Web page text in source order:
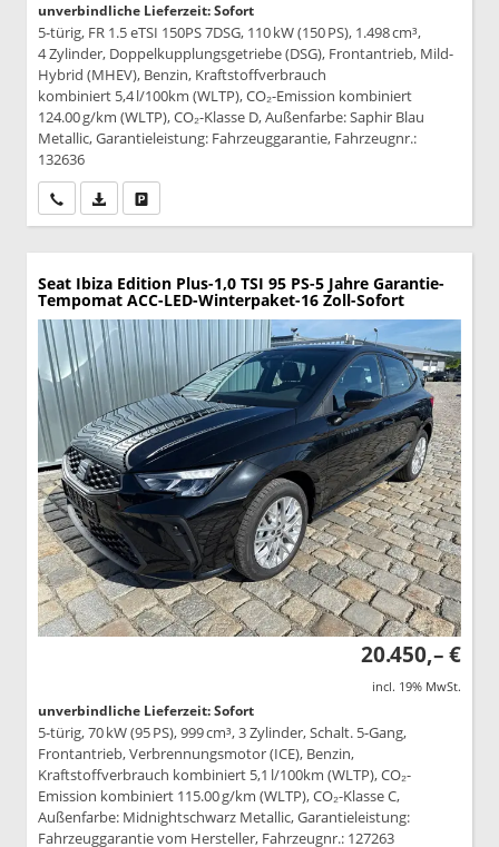
unverbindliche Lieferzeit: Sofort
5-türig, FR 1.5 eTSI 150PS 7DSG, 110 kW (150 PS), 1.498 cm³,
4 Zylinder, Doppelkupplungsgetriebe (DSG), Frontantrieb, Mild-
Hybrid (MHEV), Benzin, Kraftstoffverbrauch
kombiniert 5,4 l/100km (WLTP), CO₂-Emission kombiniert
124.00 g/km (WLTP), CO₂-Klasse D, Außenfarbe: Saphir Blau
Metallic, Garantieleistung: Fahrzeuggarantie, Fahrzeugnr.:
132636
Wir rufen Sie anPDF-Datei, Fahrzeugexposé drucken
Seat Ibiza Edition Plus-1,0 TSI 95 PS-5 Jahre Garantie-
Tempomat ACC-LED-Winterpaket-16 Zoll-Sofort
20.450,– €
incl. 19% MwSt.
unverbindliche Lieferzeit: Sofort
5-türig, 70 kW (95 PS), 999 cm³, 3 Zylinder, Schalt. 5-Gang,
Frontantrieb, Verbrennungsmotor (ICE), Benzin,
Kraftstoffverbrauch kombiniert 5,1 l/100km (WLTP), CO₂-
Emission kombiniert 115.00 g/km (WLTP), CO₂-Klasse C,
Außenfarbe: Midnightschwarz Metallic, Garantieleistung:
Fahrzeuggarantie vom Hersteller, Fahrzeugnr.: 127263